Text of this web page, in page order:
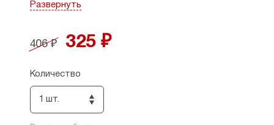
Развернуть
406 ₽ 325 ₽
Количество
1 шт.